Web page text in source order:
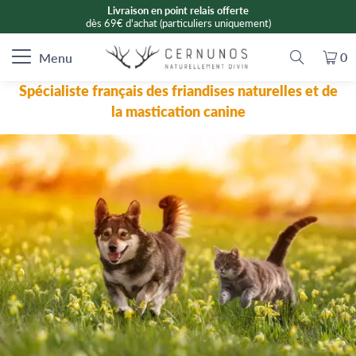
Livraison en point relais offerte
dès 69€ d'achat (particuliers uniquement)
Menu 0
Spécialiste français des friandises naturelles et de
la mastication canine